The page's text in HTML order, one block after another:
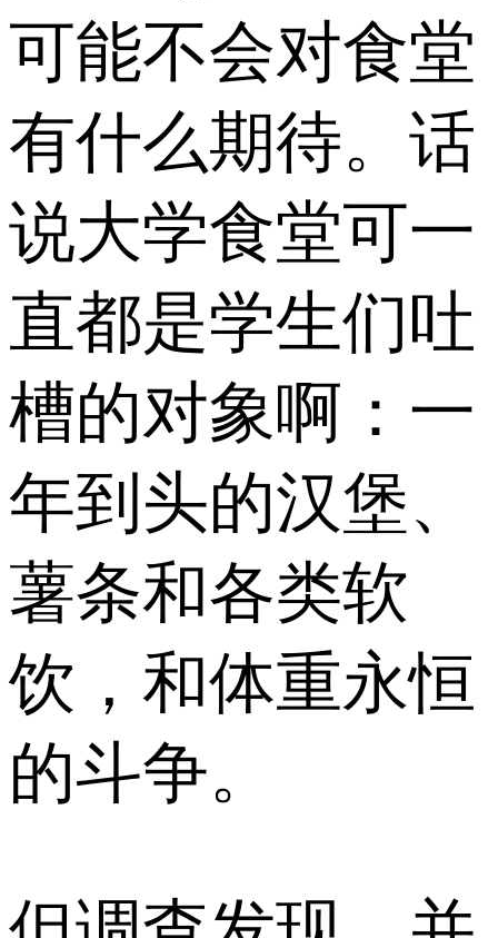
可能不会对食堂
有什么期待。话
说大学食堂可一
直都是学生们吐
槽的对象啊：一
年到头的汉堡、
薯条和各类软
饮，和体重永恒
的斗争。